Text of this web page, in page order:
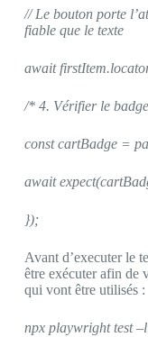
// Le bouton porte
fiable que le texte
await
/* 4. Vérifier le
const cartBadge =
await
});
Avant d’executer le
être exécuter afin de
qui vont être utilisés :
npx playwright test